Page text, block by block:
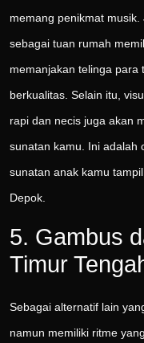
memang penikmat
sebagai tuan rumah
memanjakan telinga para
berkualitas. Selain itu,
rapi dan necis juga akan
sunatan kamu. Ini adalah
sunatan anak kamu
Depok.
5. Gambus
Timur
Sebagai alternatif lain
namun memiliki ritme